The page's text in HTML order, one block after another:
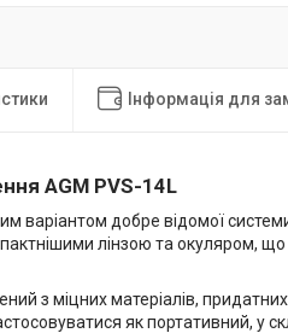
Інформація для
AGM PVS-14L
варіантом добре відомої
лінзою та окуляром,
з міцних матеріалів,
як портативний, у